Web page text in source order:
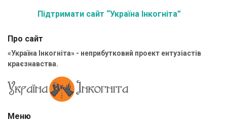
Підтримати сайт “Україна Інкогніта”
Про сайт
«Україна Інкогніта» - неприбутковий проект ентузіастів
краєзнавства.
Меню